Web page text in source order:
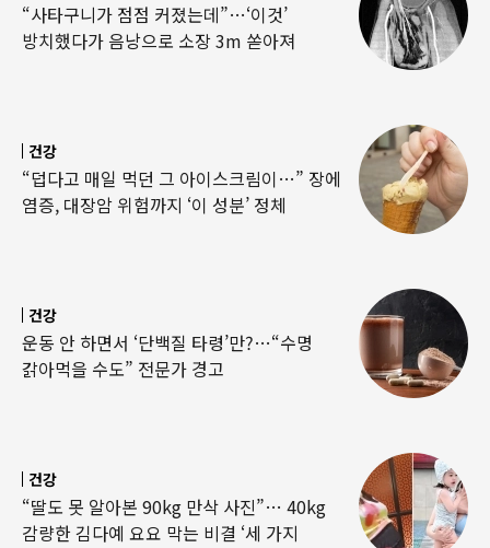
“사타구니가 점점 커졌는데”…‘이것’
방치했다가 음낭으로 소장 3m 쏟아져
건강
“덥다고 매일 먹던 그 아이스크림이…” 장에
염증, 대장암 위험까지 ‘이 성분’ 정체
건강
운동 안 하면서 ‘단백질 타령’만?…“수명
갉아먹을 수도” 전문가 경고
건강
“딸도 못 알아본 90kg 만삭 사진”… 40kg
감량한 김다예 요요 막는 비결 ‘세 가지